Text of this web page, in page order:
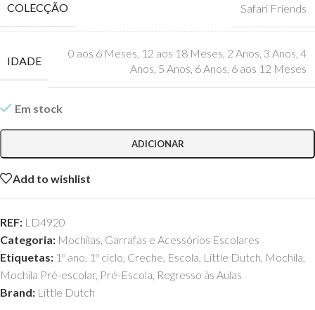
COLECÇÃO Safari Friends
IDADE
0 aos 6 Meses, 12 aos 18 Meses, 2 Anos, 3 Anos, 4
Anos, 5 Anos, 6 Anos, 6 aos 12 Meses
Em stock
ADICIONAR
Add to wishlist
REF: LD4920
Categoria: Mochilas, Garrafas e Acessórios Escolares
Etiquetas: 1º ano, 1º ciclo, Creche, Escola, Little Dutch, Mochila,
Mochila Pré-escolar, Pré-Escola, Regresso às Aulas
Brand: Little Dutch